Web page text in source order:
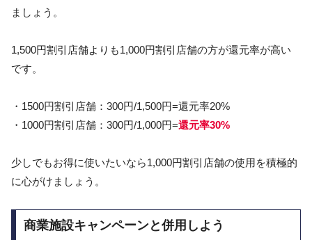
ましょう。
1,500円割引店舗よりも1,000円割引店舗の方が還元率が高い
です。
・1500円割引店舗：300円/1,500円=還元率20%
・1000円割引店舗：300円/1,000円=還元率30%
少しでもお得に使いたいなら1,000円割引店舗の使用を積極的
に心がけましょう。
商業施設キャンペーンと併用しよう